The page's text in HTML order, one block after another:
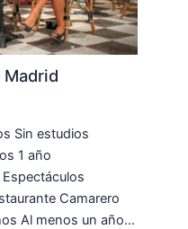
Madrid
Sin estudios
1 año
Camarero
Al menos un año…